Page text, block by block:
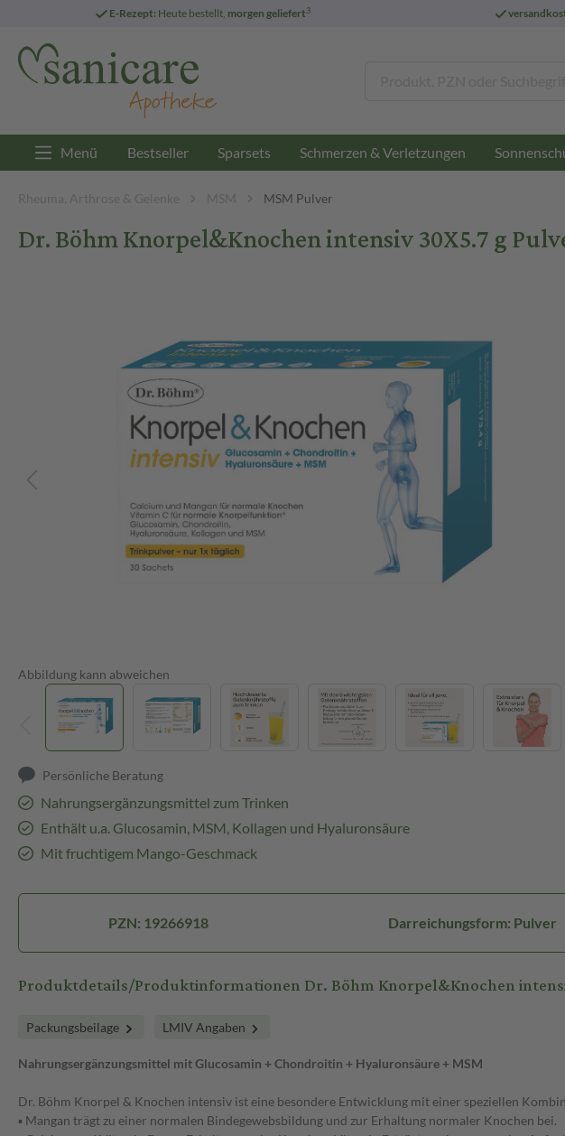
E-Rezept: Heute bestellt, morgen geliefert3
Menü Bestseller Sparsets Schmerzen & Verletzungen
Rheuma, Arthrose & Gelenke MSM MSM Pulver
Dr. Böhm Knorpel&Knochen intensiv 30X5.7 g
Abbildung kann abweichen
Persönliche Beratung
Nahrungsergänzungsmittel zum Trinken
Enthält u.a. Glucosamin, MSM, Kollagen und Hyaluronsäure
Mit fruchtigem Mango-Geschmack
PZN: 19266918 Darreichungsform: Pulver
Produktdetails/Produktinformationen Dr. Böhm Knorpel&Knochen
Packungsbeilage LMIV Angaben
Nahrungsergänzungsmittel mit Glucosamin + Chondroitin + Hyaluronsäure + MSM
Dr. Böhm Knorpel & Knochen intensiv ist eine besondere Entwicklung mit einer speziellen
▪ Mangan trägt zu einer normalen Bindegewebsbildung und zur Erhaltung normaler Knochen bei.